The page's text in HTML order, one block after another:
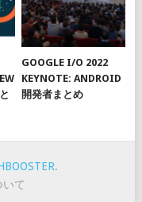
GOOGLE I/O 2022
KEYNOTE: ANDROID
開発者まとめ
.
いて